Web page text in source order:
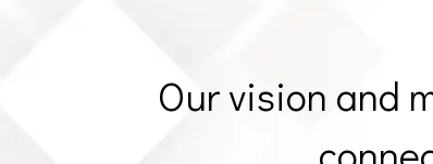
Our vision and